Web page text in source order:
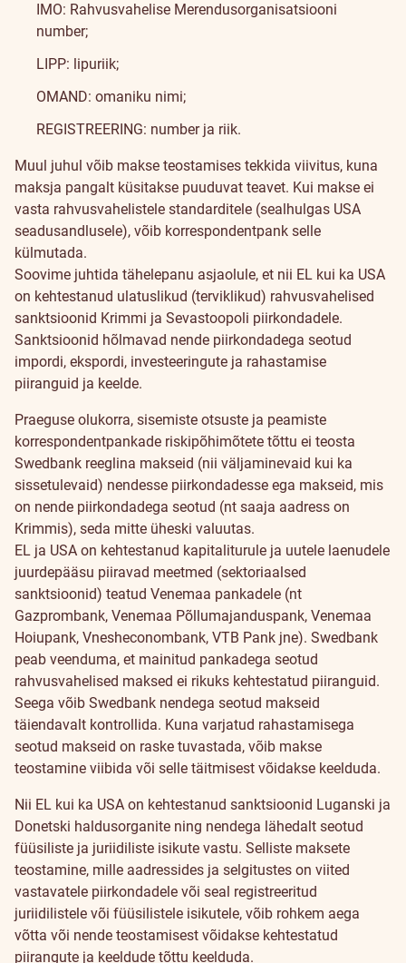
IMO: Rahvusvahelise Merendusorganisatsiooni
number;
LIPP: lipuriik;
OMAND: omaniku nimi;
REGISTREERING: number ja riik.
Muul juhul võib makse teostamises tekkida viivitus, kuna
maksja pangalt küsitakse puuduvat teavet. Kui makse ei
vasta rahvusvahelistele standarditele (sealhulgas USA
seadusandlusele), võib korrespondentpank selle
külmutada.
Soovime juhtida tähelepanu asjaolule, et nii EL kui ka USA
on kehtestanud ulatuslikud (terviklikud) rahvusvahelised
sanktsioonid Krimmi ja Sevastoopoli piirkondadele.
Sanktsioonid hõlmavad nende piirkondadega seotud
impordi, ekspordi, investeeringute ja rahastamise
piiranguid ja keelde.
Praeguse olukorra, sisemiste otsuste ja peamiste
korrespondentpankade riskipõhimõtete tõttu ei teosta
Swedbank reeglina makseid (nii väljaminevaid kui ka
sissetulevaid) nendesse piirkondadesse ega makseid, mis
on nende piirkondadega seotud (nt saaja aadress on
Krimmis), seda mitte üheski valuutas.
EL ja USA on kehtestanud kapitaliturule ja uutele laenudele
juurdepääsu piiravad meetmed (sektoriaalsed
sanktsioonid) teatud Venemaa pankadele (nt
Gazprombank, Venemaa Põllumajanduspank, Venemaa
Hoiupank, Vnesheconombank, VTB Pank jne). Swedbank
peab veenduma, et mainitud pankadega seotud
rahvusvahelised maksed ei rikuks kehtestatud piiranguid.
Seega võib Swedbank nendega seotud makseid
täiendavalt kontrollida. Kuna varjatud rahastamisega
seotud makseid on raske tuvastada, võib makse
teostamine viibida või selle täitmisest võidakse keelduda.
Nii EL kui ka USA on kehtestanud sanktsioonid Luganski ja
Donetski haldusorganite ning nendega lähedalt seotud
füüsiliste ja juriidiliste isikute vastu. Selliste maksete
teostamine, mille aadressides ja selgitustes on viited
vastavatele piirkondadele või seal registreeritud
juriidilistele või füüsilistele isikutele, võib rohkem aega
võtta või nende teostamisest võidakse kehtestatud
piirangute ja keeldude tõttu keelduda.